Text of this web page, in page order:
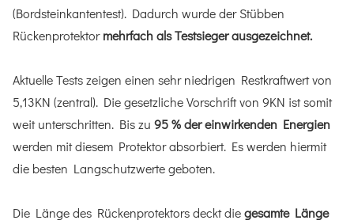
(Bordsteinkantentest). Dadurch wurde der Stübben
Rückenprotektormehrfach als Testsieger ausgezeichnet.
Aktuelle Tests zeigen einen sehr niedrigen Restkraftwert von
5,13KN (zentral). Die gesetzliche Vorschrift von 9KN ist somit
weit unterschritten. Bis zu 95 % der einwirkenden Energien
werden mit diesem Protektor absorbiert. Es werden hiermit
die besten Langschutzwerte geboten.
Die Länge des Rückenprotektors deckt diegesamte Länge